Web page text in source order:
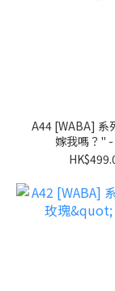
A44 [WABA] 系列 "你願意